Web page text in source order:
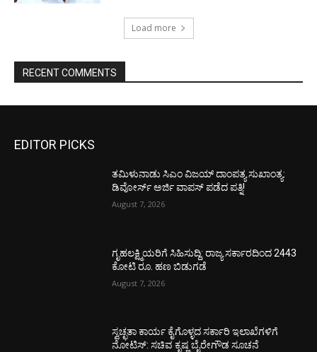
Load more
RECENT COMMENTS
EDITOR PICKS
ತಮಿಳುನಾಡು ಸಿಎಂ ವಿಜಯ್‌ ದಾಂಪತ್ಯ ಸುಖಾಂತ್ಯ:
ಡಿವೋರ್ಸ್‌ ಅರ್ಜಿ ವಾಪಸ್‌ ಪಡೆದ ಪತ್ನಿ!
August 7, 2026
ಗೃಹಲಕ್ಷ್ಮಿಯರಿಗೆ ಸಿಹಿಸುದ್ದಿ: ರಾಜ್ಯ ಸರ್ಕಾರದಿಂದ 2443
ಕೋಟಿ ರೂ. ಹಣ ಬಿಡುಗಡೆ
August 7, 2026
ಸ್ವಚ್ಛತಾ ಕಾರ್ಯ ಕೈಗೊಳ್ಳದ ಸರ್ಕಾರಿ ಇಲಾಖೆಗಳಿಗೆ
ನೋಟಿಸ್: ಸಚಿವ ಕೃಷ್ಣ ಬೈರೇಗೌಡ ಸೂಚನೆ